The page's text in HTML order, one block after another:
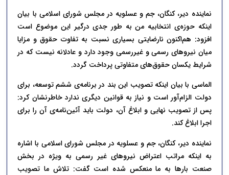
نماینده دیر، کنگان، جم و عسلویه در مجلس شورای اسلامی با بیان
اینکه حوزه‌ی انتخابیه من به طور جدی درگیر این موضوع است
افزود: هم‌اکنون نارضایتی بسیاری نسبت به تفاوت حقوق و مزایا
میان نیروهای رسمی و غیررسمی وجود دارد و عادلانه نیست که در
شرایط یکسان حقوق‌های متفاوتی پرداخت گردد.
الماسی با بیان اینکه تصویب این بند در برنامه‌ی ششم توسعه، برای
دولت الزام‌آور است و نیاز به قوانین دیگری ندارد خاطرنشان کرد:
پس از تصویب نهایی و ابلاغ آن، دولت باید آئین‌نامه‌ی آن را برای
اجرا ابلاغ کند.
نماینده دیر، کنگان، جم و عسلویه در مجلس شورای اسلامی با اشاره
به اینکه مراتب اعتراض نیروهای غیر رسمی به ویژه در بخش
صنعت بارها به ما منعکس شده است گفت: تلاش ما تصویب